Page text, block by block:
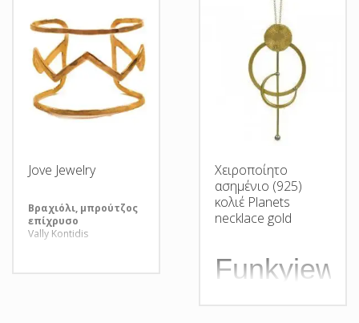
is hard to explain. It is as
if these objects are
imprinted in our DNA but
we can’t remember why.” ​
Jove Jewelry
Βραχιόλι, μπρούτζος
επίχρυσο
Vally Kontidis
Χειροποίητο
ασημένιο (925)
κολιέ Planets
necklace gold